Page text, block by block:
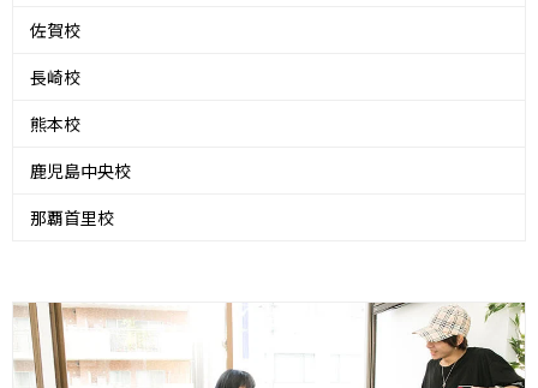
佐賀校
長崎校
熊本校
鹿児島中央校
那覇首里校